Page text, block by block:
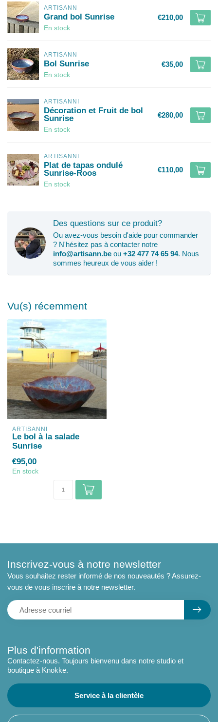
ARTISANN
Grand bol Sunrise
En stock
€210,00
ARTISANN
Bol Sunrise
En stock
€35,00
ARTISANNI
Décoration et Fruit de bol
Sunrise
En stock
€280,00
ARTISANNI
Plat de tapas ondulé
Sunrise-Roos
En stock
€110,00
Des questions sur ce produit?
Ou avez-vous besoin d'aide pour commander
? N'hésitez pas à contacter notre
info@artisann.be ou +32 477 74 65 94. Nous
sommes heureux de vous aider !
Vu(s) récemment
ARTISANNI
Le bol à la salade
Sunrise
€95,00
En stock
Plus d'information
Contactez-nous. Toujours bienvenu dans notre studio et
boutique à Knokke.
Service à la clientèle
Inscrivez-vous à notre newsletter
Vous souhaitez rester informé de nos nouveautés ? Assurez-
vous de vous inscrire à notre newsletter.